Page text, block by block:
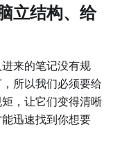
立结构、给
来的笔记没有规
所以我们必须要给
，让它们变得清晰
迅速找到你想要